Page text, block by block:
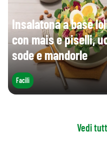
Insalatona a base
con mais e piselli,
sode e mandorle
Facili
Vedi